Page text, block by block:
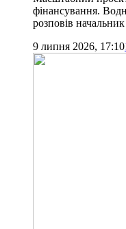
фінансування.
розповів
9 липня 2026, 17:10